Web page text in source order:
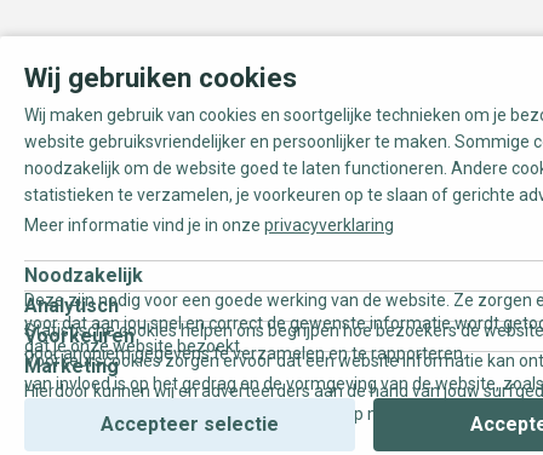
Wij gebruiken cookies
Wij maken gebruik van cookies en soortgelijke technieken om je
website gebruiksvriendelijker en persoonlijker te maken. Sommige
noodzakelijk om de website goed te laten functioneren. Andere
statistieken te verzamelen, je voorkeuren op te slaan of gerichte
Meer informatie vind je in onze privacyverklaring
Noodzakelijk
Deze zijn nodig voor een goede werking van de website. Ze zorgen
voor dat aan jou snel en correct de gewenste informatie wordt
dat je onze website bezoekt.
Analytisch
Statistische cookies helpen ons begrijpen hoe bezoekers de
door anoniem gegevens te verzamelen en te rapporteren.
Voorkeuren
Voorkeurscookies zorgen ervoor dat een website informatie kan
van invloed is op het gedrag en de vormgeving van de website,
Marketing
Hierdoor kunnen wij en adverteerders aan de hand van jouw
gepersonaliseerde online advertenties en op maat gemaakte
Accepteer selectie